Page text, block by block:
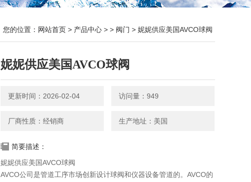
您的位置： 网站首页 > 产品中心 > > 阀门 > 妮妮供应美国AVCO球阀
妮妮供应美国AVCO球阀
更新时间：2026-02-04 访问量：949
厂商性质：经销商 生产地址：美国
简要描述：
妮妮供应美国AVCO球阀
AVCO公司是管道工序市场创新设计球阀和仪器设备管道的。AVCO的